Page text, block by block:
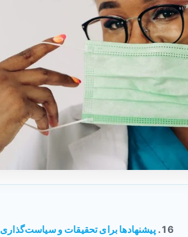
پیشنهادها برای تحقیقات و سیاست‌گذاری